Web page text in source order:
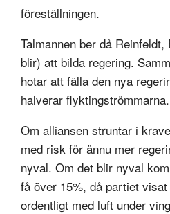
föreställningen.
Talmannen ber då
blir) att bilda regering.
hotar att fälla den nya
halverar
Om alliansen struntar i
med risk för ännu mer
nyval. Om det blir nyval
få över 15%, då partiet
ordentligt med luft under